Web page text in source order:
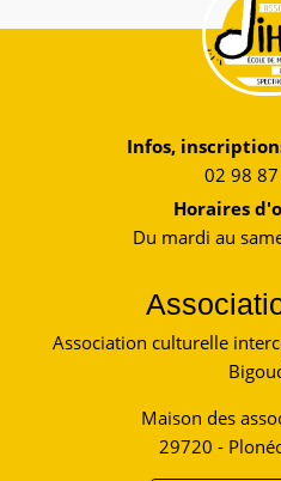
Infos,
02 98
Horaires
Du mardi au
Association culturelle
Maison des
29720 -